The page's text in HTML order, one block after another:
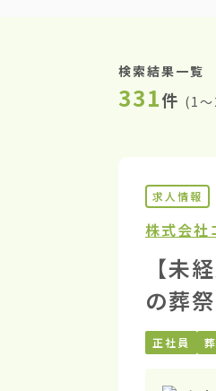
検索結果一覧
331件 (1
求人情報
株式会社
【未
の葬
正社員